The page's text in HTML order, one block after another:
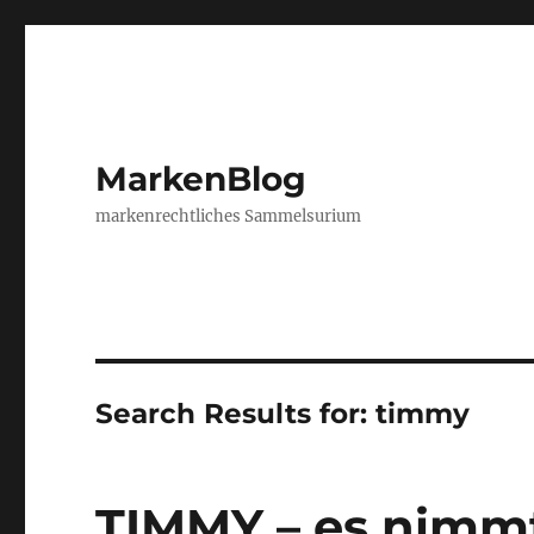
MarkenBlog
markenrechtliches Sammelsurium
Search Results for:timmy